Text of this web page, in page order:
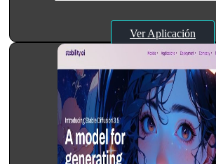
Ver Aplicación